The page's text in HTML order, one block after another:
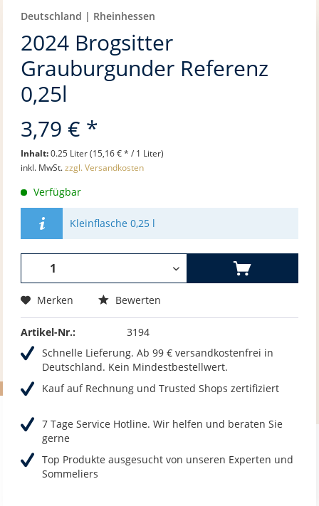
Deutschland | Rheinhessen
2024 Brogsitter
Grauburgunder Referenz
0,25l
3,79 € *
Inhalt:0.25 Liter (15,16 € * / 1 Liter)
inkl. MwSt.zzgl. Versandkosten
Verfügbar
Kleinflasche 0,25 l
Merken Bewerten
Artikel-Nr.:
3194
Schnelle Lieferung. Ab 99 € versandkostenfrei in
Deutschland. Kein Mindestbestellwert.
Kauf auf Rechnung und Trusted Shops zertifiziert
7 Tage Service Hotline. Wir helfen und beraten Sie
gerne
Top Produkte ausgesucht von unseren Experten und
Sommeliers